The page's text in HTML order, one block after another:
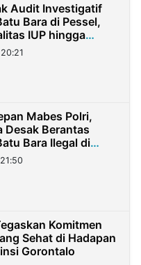
Audit Investigatif
Bara di Pessel,
IUP hingga
Mabes Polri,
Desak Berantas
Bara Ilegal di
Komitmen
Sehat di Hadapan
Gorontalo